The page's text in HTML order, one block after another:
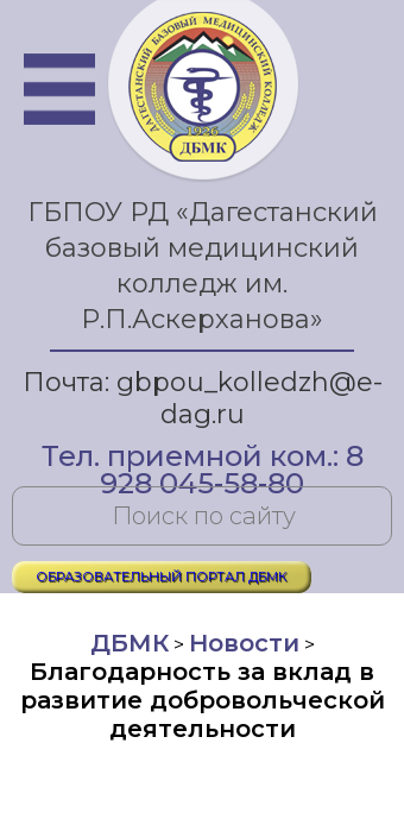
ГБПОУ РД «Дагестанский
базовый медицинский
колледж им.
Р.П.Аскерханова»
Почта: gbpou_kolledzh@e-
dag.ru
Тел. приемной ком.: 8
928 045-58-80
ОБРАЗОВАТЕЛЬНЫЙ ПОРТАЛ ДБМК
ДБМК> Новости >
Благодарность за вклад в
развитие добровольческой
деятельности